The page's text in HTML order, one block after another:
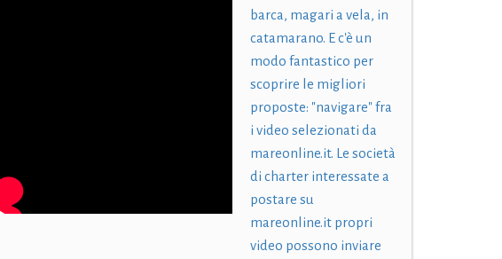
barca, magari a vela, in
catamarano. E c'è un
modo fantastico per
scoprire le migliori
proposte: "navigare" fra
i video selezionati da
mareonline.it. Le società
di charter interessate a
postare su
mareonline.it propri
video possono inviare